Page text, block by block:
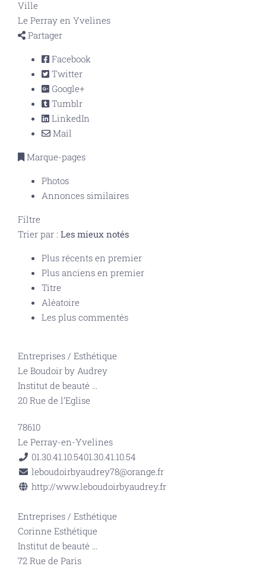
Ville
Le Perray en Yvelines
Partager
Facebook
Twitter
Google+
Tumblr
LinkedIn
Mail
Marque-pages
Photos
Annonces similaires
Filtre
Trier par : Les mieux notés
Plus récents en premier
Plus anciens en premier
Titre
Aléatoire
Les plus commentés
Entreprises / Esthétique
Le Boudoir by Audrey
Institut de beauté ...
20 Rue de l’Eglise
78610
Le Perray-en-Yvelines
01.30.41.10.5401.30.41.10.54
leboudoirbyaudrey78@orange.fr
http://www.leboudoirbyaudrey.fr
Entreprises / Esthétique
Corinne Esthétique
Institut de beauté ...
72 Rue de Paris